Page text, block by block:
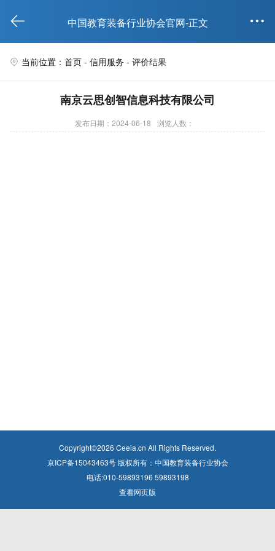
 中国教育装备行业协会官网-正文 
 当前位置：首页 - 信用服务 - 评价结果
南京云思创智信息科技有限公司
发布日期：2024-06-18 浏览人数：
Copyright©2026 Ceeia.cn All Rights Reserved.
京ICP备15043463号 版权所有：中国教育装备行业协会
电话:010-59893196 59893198
查看网页版